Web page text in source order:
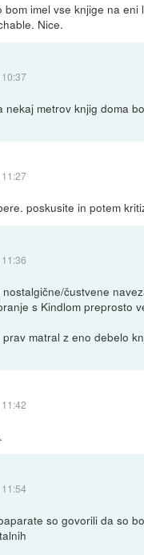
bom imel vse knjige na eni
Nice.
nekaj metrov knjig doma
poskusite in potem
nostalgične/čustvene
s Kindlom preprosto
matral z eno debelo
so govorili da so